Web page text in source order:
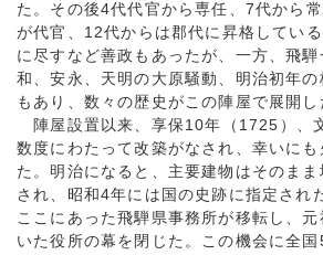
た。その後4代代官から専任、7代から
が代官、12代からは郡代に昇格してい
に尽すなど善政もあったが、一方、飛
和、安永、天明の大原騒動、明治初年
もあり、数々の歴史がこの陣屋で展開し
陣屋設置以来、享保10年（1725）、
数度にわたって改築がなされ、幸いにも
た。明治になると、主要建物はそのま
され、昭和4年には国の史跡に指定され
ここにあった飛騨県事務所が移転し、
いた役所の幕を閉じた。この機会に全